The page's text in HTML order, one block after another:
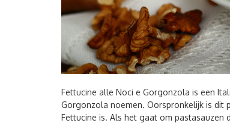
Fettucine alle Noci e Gorgonzola is een
Gorgonzola noemen. Oorspronkelijk is dit
Fettucine is. Als het gaat om pastasauzen